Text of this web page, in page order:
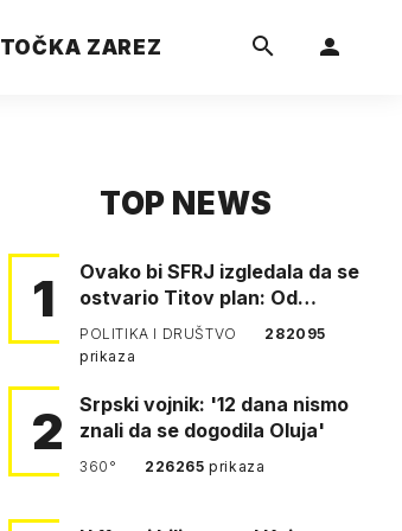
TOČKA ZAREZ
TOP NEWS
1
Ovako bi SFRJ izgledala da se
ostvario Titov plan: Od
Klagenfurta do Istanbula!
POLITIKA I DRUŠTVO
282095
prikaza
2
Srpski vojnik: '12 dana nismo
znali da se dogodila Oluja'
360° 226265prikaza